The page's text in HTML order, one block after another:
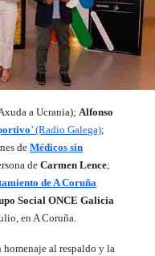
a Ucrania);Alfonso
’ (Radio Galega);
deMédicos sin
deCarmen Lence;
de A Coruña
Social ONCE Galicia
en A Coruña.
homenaje al respaldo y la